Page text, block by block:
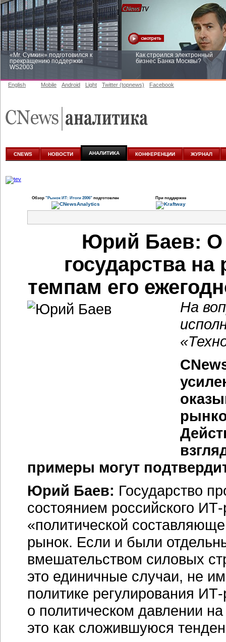
«Mr. Сумкин» подготовился к
прекращению поддержки
WS2003
Как строился электронный
бизнес Банка Москвы?
аналитике
English Mobile Android Light Twitter (topnews) Facebook
CNEWS НОВОСТИ АНАЛИТИКА КОНФЕРЕНЦИИ ЖУРНАЛ
Обзор "Рынок ИТ: Итоги 2006" подготовлен При поддержке
Юрий Баев: О
государства
темпам его
На
примеры могут
Юрий Баев: Государство
состоянием российского
«политической
рынок. Если и были
вмешательством силовых
это единичные случаи, не
политике регулирования
о политическом давлении
это как сложившуюся